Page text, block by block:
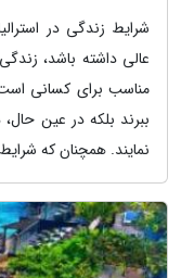
شرایط زندگی در
عالی داشته باشد،
مناسب برای کسانی
ببرند بلکه در عین
نمایند. همچنان که